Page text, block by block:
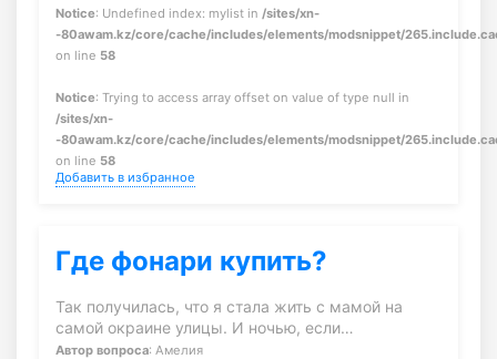
Notice: Undefined index: mylist in /sites/xn-
-80awam.kz/core/cache/includes/elements/modsnippet/
on line 58
Notice: Trying to access array offset on value of type null in
/sites/xn-
-80awam.kz/core/cache/includes/elements/modsnippet/
on line 58
Добавить в избранное
Где фонари купить?
Так получилась, что я стала жить с мамой на
самой окраине улицы. И ночью, если…
Автор вопроса: Амелия